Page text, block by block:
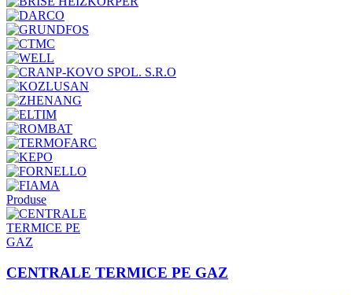
Produse
CENTRALE TERMICE PE GAZ